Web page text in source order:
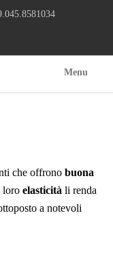
Menu
che offrono buona
loro elasticità li renda
a notevoli